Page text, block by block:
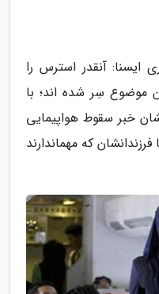
ایسنا: آنقدر استرس را
موضوع سِر شده اند؛ با
خبر سقوط هواپیمایی
که مهماندارند